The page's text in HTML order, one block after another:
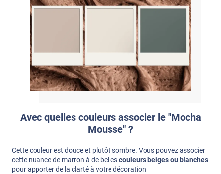
Avec quelles couleurs associer le "Mocha
Mousse" ?
Cette couleur est douce et plutôt sombre. Vous pouvez associer
cette nuance de marron à de bellescouleurs beiges ou blanches
pour apporter de la clarté à votre décoration.